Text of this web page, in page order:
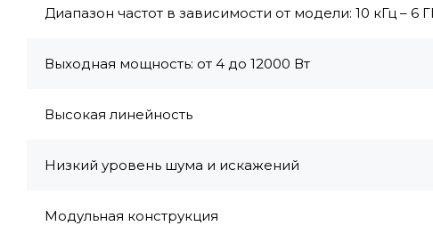
Диапазон частот в зависимости от модели: 10 кГц – 6
Выходная мощность: от 4 до 12000 Вт
Высокая линейность
Низкий уровень шума и искажений
Модульная конструкция